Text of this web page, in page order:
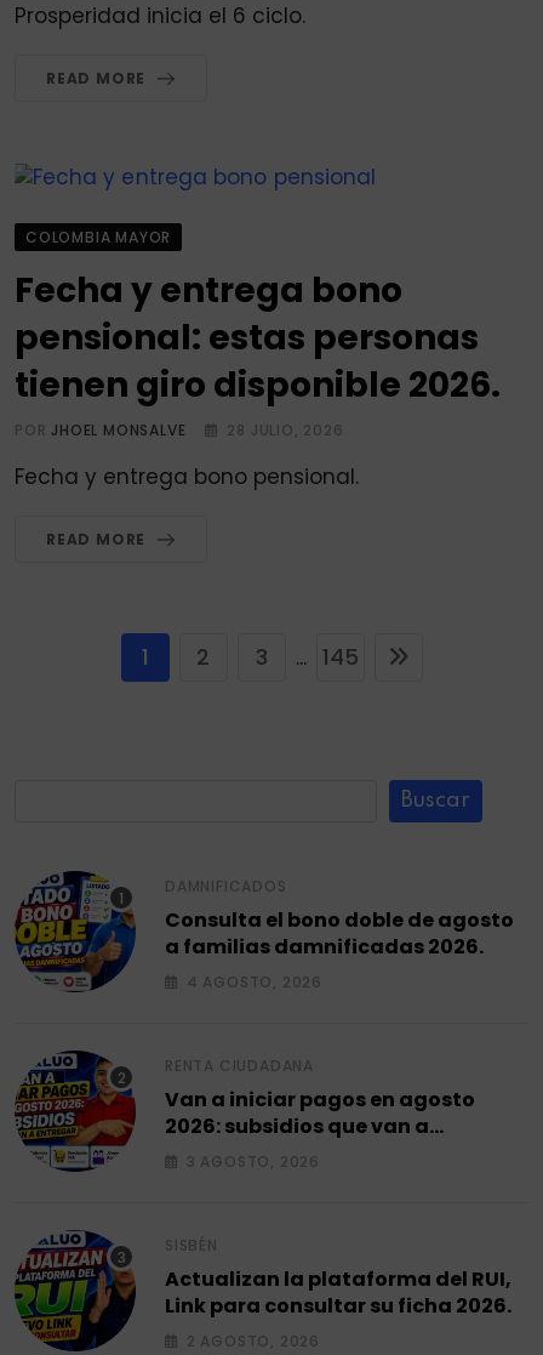
Prosperidad inicia el 6 ciclo.
READ MORE
COLOMBIA MAYOR
Fecha y entrega bono
pensional: estas personas
tienen giro disponible 2026.
PORJHOEL MONSALVE 28 JULIO, 2026
Fecha y entrega bono pensional.
READ MORE
1 2 3 ... 145
Buscar
DAMNIFICADOS
Consulta el bono doble de agosto
a familias damnificadas 2026.
4 AGOSTO, 2026
RENTA CIUDADANA
Van a iniciar pagos en agosto
2026: subsidios que van a
entregar.
3 AGOSTO, 2026
SISBÉN
Actualizan la plataforma del RUI,
Link para consultar su ficha 2026.
2 AGOSTO, 2026